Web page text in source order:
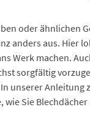
oder ähnlichen
anders aus. Hier
Werk machen.
sorgfältig
unserer Anleitung
wie Sie